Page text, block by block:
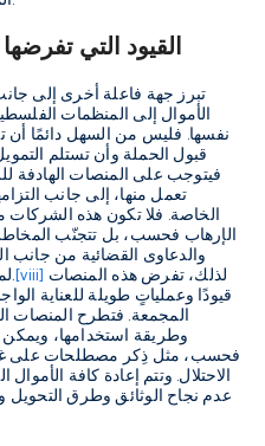
القيود التي
تبرز جهة فاعلة أخرى إلى
الأموال إلى المنظمات
نفسها. فليس من السهل دائمًا أن
قبول الحملة وأن تستلم
فيتوجب على المنصات الهادفة
تعمل منها، إلى جانب
الخاصة. فلا تكون هذه الشركات
الإرهاب فحسب، بل تتجنّب
والدعاوى القضائية من جانب
لمنظمات المجتمع المدني الفلسطينية.[viii]
قيودًا وعملياتٍ طويلة للعناية
المجمعة. فتطرح المنصات
وطريقة استخدامها،
فحسب، مثل ذِكر مصطلحات على
الاحتلال. وتتم إعادة كافة
عدم نجاح الوثائق وطرق